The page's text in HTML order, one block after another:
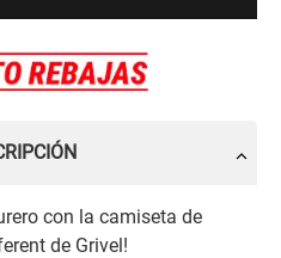
con la camiseta de
de Grivel!